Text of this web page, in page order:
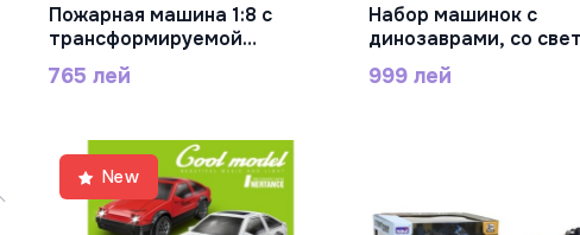
В Корзину
Пожарная машина 1:8 с
трансформируемой
лестницей и распылением
воды, инерционная, свет,
комплекте, черные колеса,
пластик, ST28-5
765 лей
В Корзину
Набор машинок с
динозаврами, со
звуком, батарейка в
комплекте, черные
999 лей
New